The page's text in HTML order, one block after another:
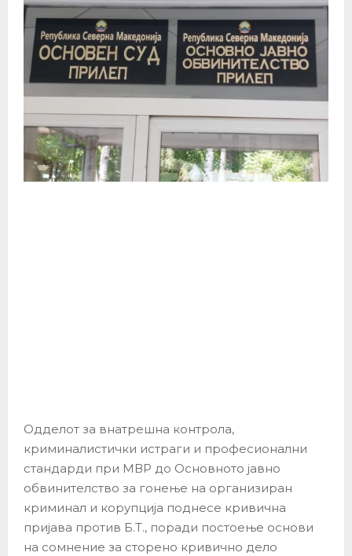
Одделот за внатрешна контрола,
криминалистички истраги и професионални
стандарди при МВР до Основното јавно
обвинителство за гонење на организиран
криминал и корупција поднесе кривична
пријава против Б.Т., поради постоење основи
на сомнение за сторено кривично дело